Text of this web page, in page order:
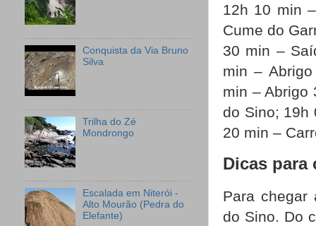
12h 10 min
Cume do
30 min –
min –
min – Abrigo
do Sino; 19h
20 min –
Dicas
Para chegar
do Sino. Do
Conquista da Via Bruno
Silva
Trilha do Zé
Mondrongo
Escalada em Niterói -
Alto Mourão (Pedra do
Elefante)